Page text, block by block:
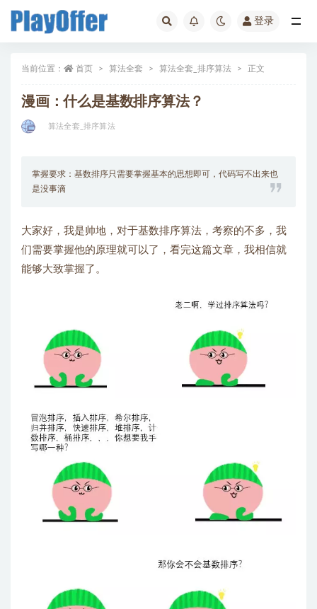
登录
当前位置： 首页 算法全套 算法全套_排序算法 正文
漫画：什么是基数排序算法？
算法全套_排序算法
掌握要求：基数排序只需要掌握基本的思想即可，代码写不出来也
是没事滴
大家好，我是帅地，对于基数排序算法，考察的不多，我
们需要掌握他的原理就可以了，看完这篇文章，我相信就
能够大致掌握了。